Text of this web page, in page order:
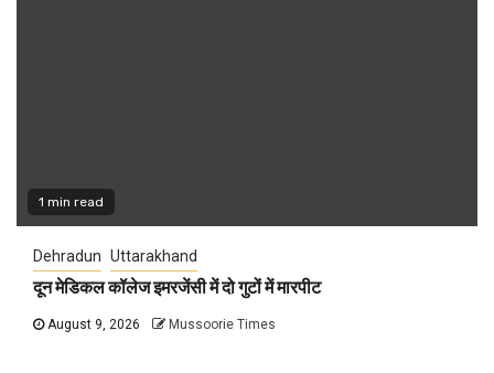
1 min read
Dehradun Uttarakhand
दून मेडिकल कॉलेज इमरजेंसी में दो गुटों में मारपीट
August 9, 2026 Mussoorie Times